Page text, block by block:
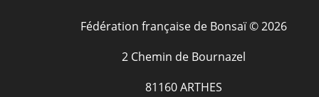
Fédération française de Bonsaï © 2026
2 Chemin de Bournazel
81160 ARTHES